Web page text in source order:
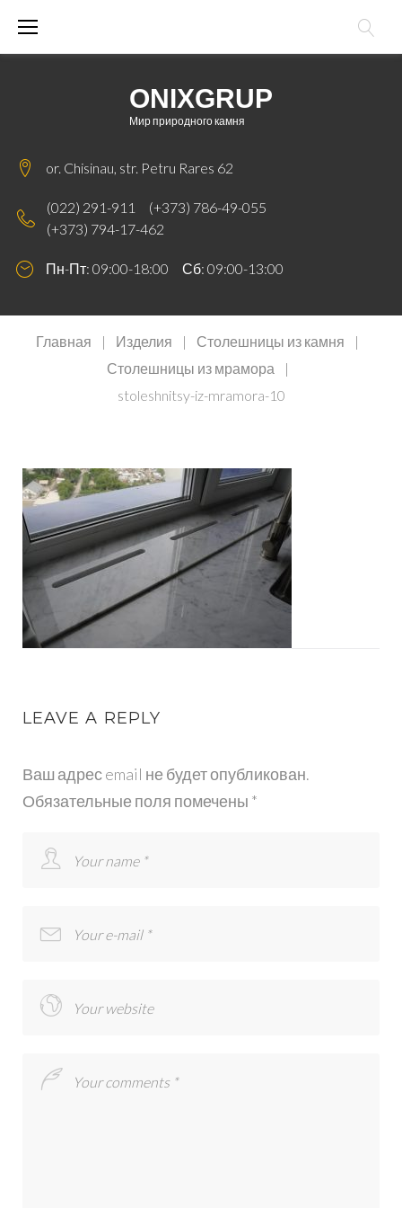
ONIXGRUP
Мир природного камня
or. Chisinau, str. Petru Rares 62
(022) 291-911
(+373) 786-49-055
(+373) 794-17-462
Пн-Пт: 09:00-18:00 Сб: 09:00-13:00
Главная | Изделия | Столешницы из камня
|
Столешницы из мрамора
|
stoleshnitsy-iz-mramora-10
STOLESHNITSY-
IZ-
MRAMORA-
10
LEAVE A REPLY
Ваш адрес email не будет опубликован.
Обязательные поля помечены *